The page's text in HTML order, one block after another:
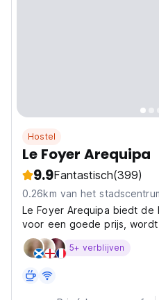
Hostel
Le Foyer Arequipa
9.9Fantastisch(399)
0.26km van het
Le Foyer Arequipa biedt
voor een goede prijs, wordt
aanbevolen op Lonely
staan ​​elk jaar voor ons in,
internationale...
5+ verblijven